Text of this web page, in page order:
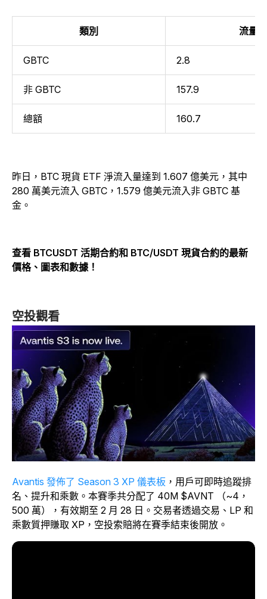
類別 流量
GBTC 2.8
非 GBTC 157.9
總額 160.7
昨日，BTC 現貨 ETF 淨流入量達到 1.607 億美元，其中
280 萬美元流入 GBTC，1.579 億美元流入非 GBTC 基
金。
查看 BTCUSDT 活期合約和 BTC/USDT 現貨合約的最新
價格、圖表和數據！
空投觀看
Avantis 發佈了 Season 3 XP 儀表板 ，用戶可即時追蹤排
名、提升和乘數。本賽季共分配了 40M $AVNT （~4，
500 萬），有效期至 2 月 28 日。交易者透過交易、LP 和
乘數質押賺取 XP，空投索賠將在賽季結束後開放。